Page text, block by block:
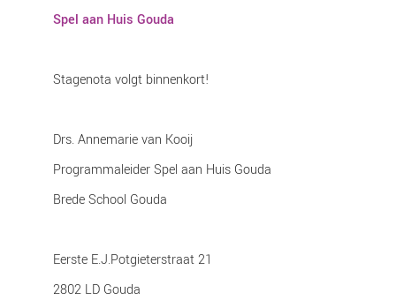
Spel aan Huis Gouda
Stagenota volgt binnenkort!
Drs. Annemarie van Kooij
Programmaleider Spel aan Huis Gouda
Brede School Gouda
Eerste E.J.Potgieterstraat 21
2802 LD Gouda